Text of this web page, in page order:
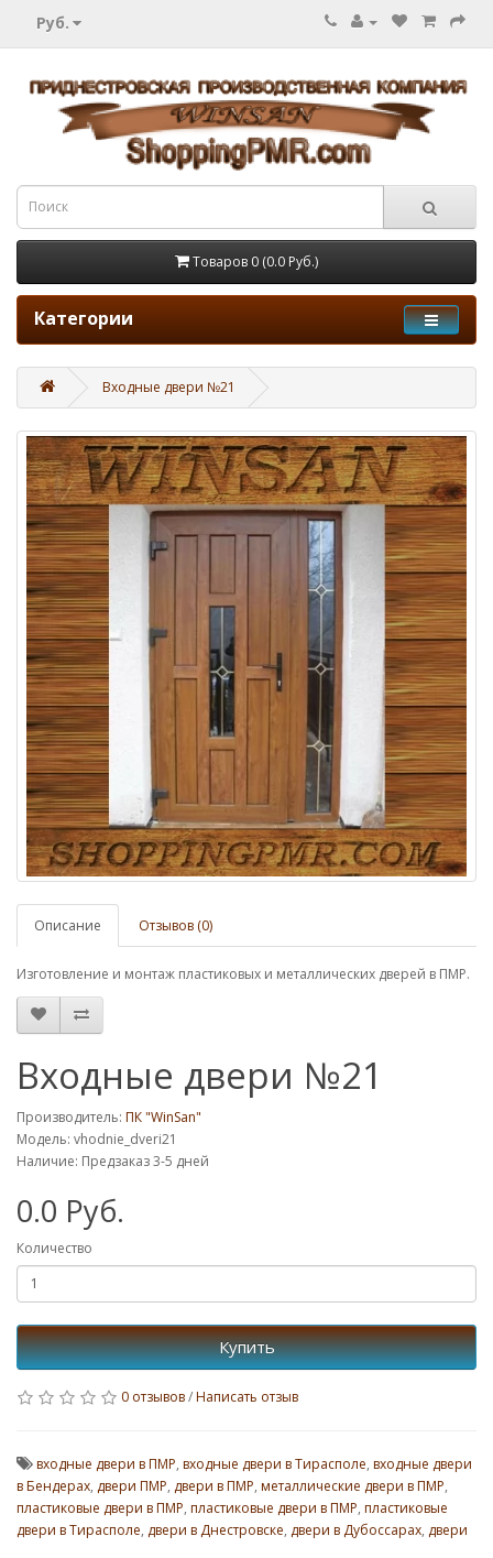
Руб.
Товаров 0 (0.0 Руб.)
Категории
Входные двери №21
Описание Отзывов (0)
Изготовление и монтаж пластиковых и металлических дверей в ПМР.
Входные двери №21
Производитель: ПК "WinSan"
Модель: vhodnie_dveri21
Наличие: Предзаказ 3-5 дней
0.0 Руб.
Количество
Купить
0 отзывов/Написать отзыв
входные двери в ПМР, входные двери в Тирасполе, входные двери
в Бендерах, двери ПМР, двери в ПМР, металлические двери в ПМР,
пластиковые двери в ПМР, пластиковые двери в ПМР, пластиковые
двери в Тирасполе, двери в Днестровске, двери в Дубоссарах, двери